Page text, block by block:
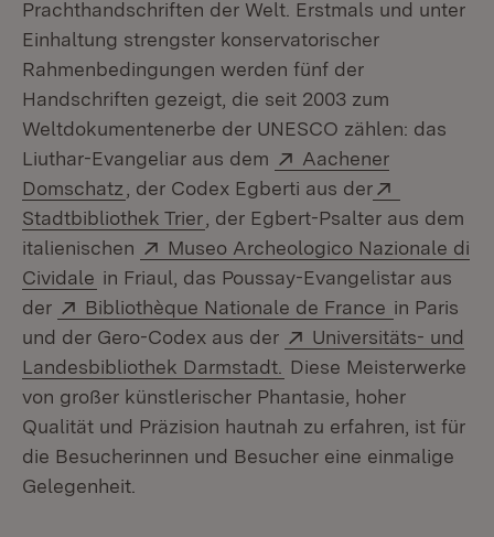
Prachthandschriften der Welt. Erstmals und unter
Einhaltung strengster konservatorischer
Rahmenbedingungen werden fünf der
Handschriften gezeigt, die seit 2003 zum
Weltdokumentenerbe der UNESCO zählen: das
Liuthar-Evangeliar aus dem
Extern:
Aachener
Domschatz (Öffnet in neuem Fenster)
, der Codex Egberti aus der
Stadtbibliothek Trier (Öffnet in neuem Fenster)
, der Egbert-Psalter aus dem
italienischen
Extern:
Museo Archeologico Nazionale di
Cividale (Öffnet in neuem Fenster)
in Friaul, das Poussay-Evangelistar aus
der
Extern:
Bibliothèque Nationale de France (Öffnet in
in Paris
und der Gero-Codex aus der
Extern:
Universitäts- und
Landesbibliothek Darmstadt. (Öffnet in neuem
Diese Meisterwerke
von großer künstlerischer Phantasie, hoher
Qualität und Präzision hautnah zu erfahren, ist für
die Besucherinnen und Besucher eine einmalige
Gelegenheit.